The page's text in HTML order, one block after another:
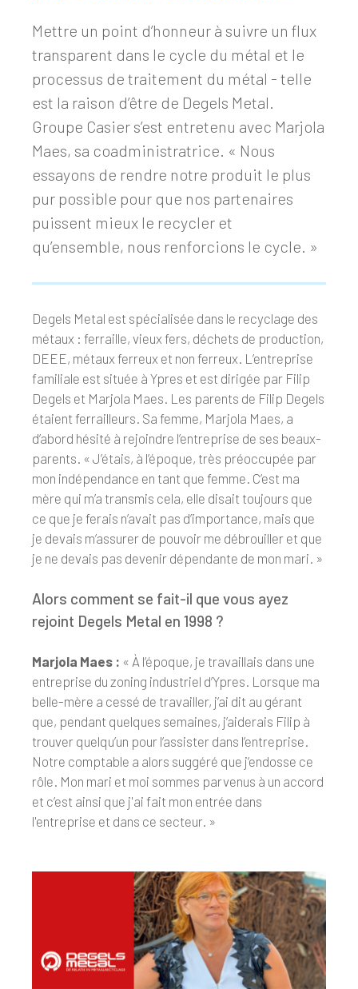
Mettre un point d’honneur à suivre un flux
transparent dans le cycle du métal et le
processus de traitement du métal - telle
est la raison d’être de Degels Metal.
Groupe Casier s’est entretenu avec Marjola
Maes, sa coadministratrice. « Nous
essayons de rendre notre produit le plus
pur possible pour que nos partenaires
puissent mieux le recycler et
qu’ensemble, nous renforcions le cycle. »
Degels Metal est spécialisée dans le recyclage des
métaux : ferraille, vieux fers, déchets de production,
DEEE, métaux ferreux et non ferreux. L’entreprise
familiale est située à Ypres et est dirigée par Filip
Degels et Marjola Maes. Les parents de Filip Degels
étaient ferrailleurs. Sa femme, Marjola Maes, a
d’abord hésité à rejoindre l’entreprise de ses beaux-
parents. « J’étais, à l’époque, très préoccupée par
mon indépendance en tant que femme. C’est ma
mère qui m’a transmis cela, elle disait toujours que
ce que je ferais n’avait pas d’importance, mais que
je devais m’assurer de pouvoir me débrouiller et que
je ne devais pas devenir dépendante de mon mari. »
Alors comment se fait-il que vous ayez
rejoint Degels Metal en 1998 ?
Marjola Maes : « À l’époque, je travaillais dans une
entreprise du zoning industriel d’Ypres. Lorsque ma
belle-mère a cessé de travailler, j’ai dit au gérant
que, pendant quelques semaines, j’aiderais Filip à
trouver quelqu’un pour l’assister dans l’entreprise.
Notre comptable a alors suggéré que j’endosse ce
rôle. Mon mari et moi sommes parvenus à un accord
et c’est ainsi que j'ai fait mon entrée dans
l'entreprise et dans ce secteur. »